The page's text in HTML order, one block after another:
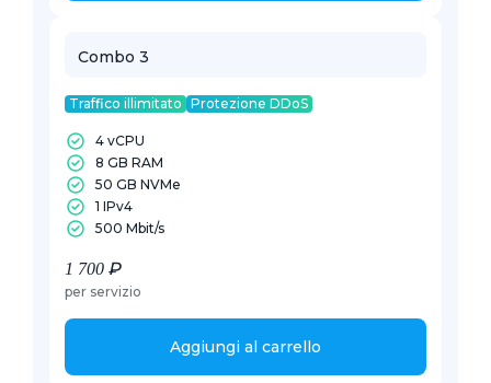
Combo 3
Traffico illimitato Protezione DDoS
4 vCPU
8 GB RAM
50 GB NVMe
1 IPv4
500 Mbit/s
1 700 ₽
per servizio
Aggiungi al carrello